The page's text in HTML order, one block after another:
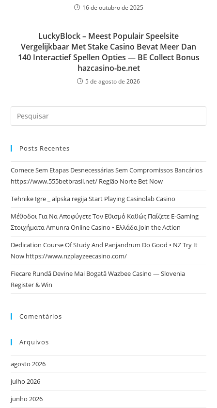
16 de outubro de 2025
LuckyBlock – Meest Populair Speelsite
Vergelijkbaar Met Stake Casino Bevat Meer Dan
140 Interactief Spellen Opties — BE Collect Bonus
hazcasino-be.net
5 de agosto de 2026
Posts Recentes
Comece Sem Etapas Desnecessárias Sem Compromissos Bancários
https://www.555betbrasil.net/ Região Norte Bet Now
Tehnike Igre _ alpska regija Start Playing Casinolab Casino
Μέθοδοι Για Να Αποφύγετε Τον Εθισμό Καθώς Παίζετε E-Gaming
Στοιχήματα Amunra Online Casino • Ελλάδα Join the Action
Dedication Course Of Study And Panjandrum Do Good • NZ Try It
Now https://www.nzplayzeecasino.com/
Fiecare Rundă Devine Mai Bogată Wazbee Casino — Slovenia
Register & Win
Comentários
Arquivos
agosto 2026
julho 2026
junho 2026